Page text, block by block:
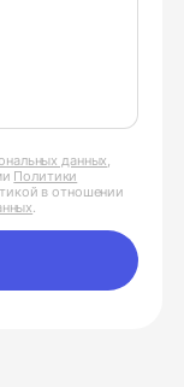
данных,
Политики
в отношении
.